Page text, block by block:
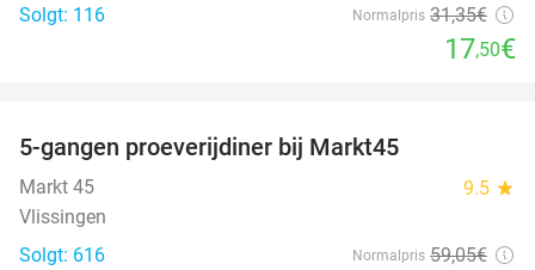
Solgt: 116
Normalpris 31,35€
17,50€
5-gangen proeverijdiner bij Markt45
Markt 45 9.5 star
Vlissingen
Solgt: 616
Normalpris 59,05€